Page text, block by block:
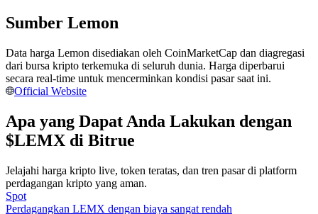
Nikmati pembagian keuntungan dan komisi copy trading
Informasi
Sumber Lemon
Data harga Lemon disediakan oleh CoinMarketCap dan diagregasi
dari bursa kripto terkemuka di seluruh dunia. Harga diperbarui
secara real-time untuk mencerminkan kondisi pasar saat ini.
Official Website
Apa yang Dapat Anda Lakukan dengan
$LEMX di Bitrue
Jelajahi harga kripto live, token teratas, dan tren pasar di platform
perdagangan kripto yang aman.
Spot
Perdagangkan LEMX dengan biaya sangat rendah